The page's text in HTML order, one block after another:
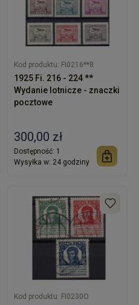
Kod produktu: FI0216**8
1925 Fi. 216 - 224 **
Wydanie lotnicze - znaczki
pocztowe
300,00 zł
Dostępność: 1
Wysyłka w: 24 godziny
Kod produktu: FI0230O